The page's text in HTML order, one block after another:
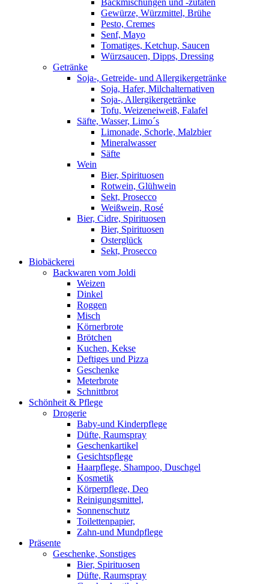
Backmischungen und -zutaten
Gewürze, Würzmittel, Brühe
Pesto, Cremes
Senf, Mayo
Tomatiges, Ketchup, Saucen
Würzsaucen, Dipps, Dressing
Getränke
Soja-, Getreide- und Allergikergetränke
Soja, Hafer, Milchalternativen
Soja-, Allergikergetränke
Tofu, Weizeneiweiß, Falafel
Säfte, Wasser, Limo´s
Limonade, Schorle, Malzbier
Mineralwasser
Säfte
Wein
Bier, Spirituosen
Rotwein, Glühwein
Sekt, Prosecco
Weißwein, Rosé
Bier, Cidre, Spirituosen
Bier, Spirituosen
Osterglück
Sekt, Prosecco
Biobäckerei
Backwaren vom Joldi
Weizen
Dinkel
Roggen
Misch
Körnerbrote
Brötchen
Kuchen, Kekse
Deftiges und Pizza
Geschenke
Meterbrote
Schnittbrot
Schönheit & Pflege
Drogerie
Baby-und Kinderpflege
Düfte, Raumspray
Geschenkartikel
Gesichtspflege
Haarpflege, Shampoo, Duschgel
Kosmetik
Körperpflege, Deo
Reinigungsmittel,
Sonnenschutz
Toilettenpapier,
Zahn-und Mundpflege
Präsente
Geschenke, Sonstiges
Bier, Spirituosen
Düfte, Raumspray